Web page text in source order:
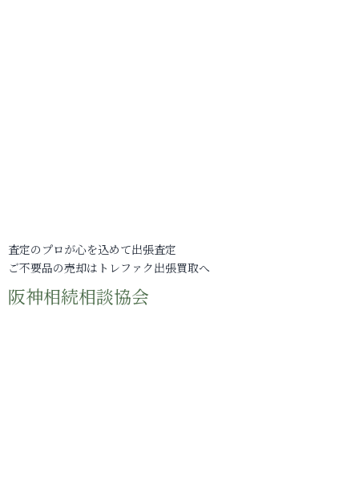
査定のプロが心を込めて出張査定
ご不要品の売却はトレファク出張買取へ
阪神相続相談協会